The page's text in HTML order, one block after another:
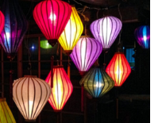
滑川から○○へ！サイク
リングコース